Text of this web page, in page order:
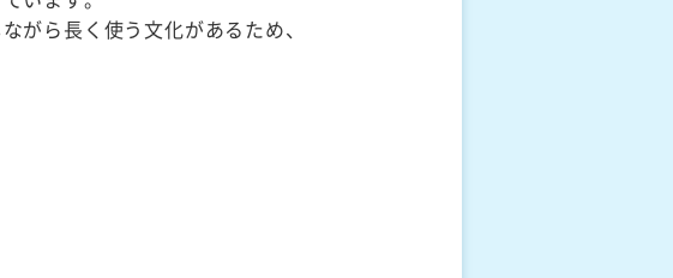
がら長く使う文化があるため、